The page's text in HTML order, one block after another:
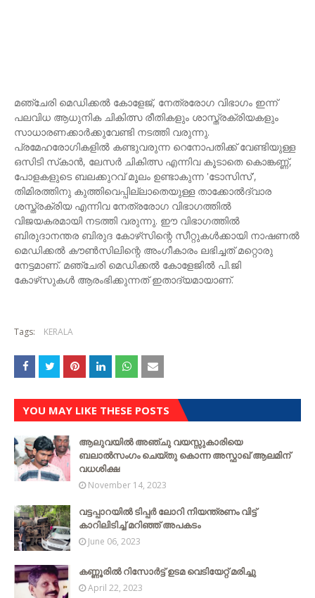
മഞ്ചേരി മെഡിക്കല്‍ കോളേജ്, നേത്രരോഗ വിഭാഗം ഇന്ന്
പലവിധ ആധുനിക ചികിത്സ രീതികളും ശാസ്ത്രക്രിയകളും
സാധാരണക്കാര്‍ക്കുവേണ്ടി നടത്തി വരുന്നു.
പ്രമേഹരോഗികളില്‍ കണ്ടുവരുന്ന റെനോപതിക്ക് വേണ്ടിയുള്ള
ഒസിടി സ്‌കാന്‍, ലേസര്‍ ചികിത്സ എന്നിവ കൂടാതെ കൊങ്കണ്ണ്,
പോളകളുടെ ബലക്കുറവ് മൂലം ഉണ്ടാകുന്ന 'ടോസിസ്',
തിമിരത്തിനു കുത്തിവെപ്പില്ലാതെയുള്ള താക്കോല്‍ദ്വാര
ശസ്ത്രക്രിയ എന്നിവ നേത്രരോഗ വിഭാഗത്തില്‍
വിജയകരമായി നടത്തി വരുന്നു. ഈ വിഭാഗത്തില്‍
ബിരുദാനന്തര ബിരുദ കോഴ്‌സിന്റെ സീറ്റുകള്‍ക്കായി നാഷണല്‍
മെഡിക്കല്‍ കൗണ്‍സിലിന്റെ അംഗീകാരം ലഭിച്ചത് മറ്റൊരു
നേട്ടമാണ്. മഞ്ചേരി മെഡിക്കല്‍ കോളേജില്‍ പി.ജി
കോഴ്‌സുകള്‍ ആരംഭിക്കുന്നത് ഇതാദ്യമായാണ്.
Tags: KERALA
YOU MAY LIKE THESE POSTS
ആലുവയിൽ അഞ്ചു വയസ്സുകാരിയെ
ബലാൽസംഗം ചെയ്‌തു കൊന്ന അസ്ഫാഖ് ആലമിന്
വധശിക്ഷ
November 14, 2023
വട്ടപ്പാറയില്‍ ടിപ്പര്‍ ലോറി നിയന്ത്രണം വിട്ട്
കാറിലിടിച്ച് മറിഞ്ഞ് അപകടം
June 06, 2023
കണ്ണൂരിൽ റിസോർട്ട് ഉടമ വെടിയേറ്റ് മരിച്ചു
April 22, 2023